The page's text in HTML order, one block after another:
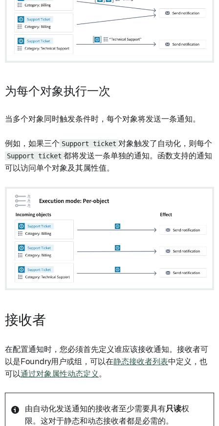
为每个对象执行一次
当多个对象同时触发条件时，每个对象将发送一条通知。
例如，如果三个 Support ticket 对象触发了自动化，则每个
Support ticket 都将发送一条单独的通知。函数支持的通知
可以访问单个对象及其属性值。
接收者
在配置通知时，您必须首先定义谁应该接收通知。接收者可
以是Foundry用户或组，可以在静态接收者列表中定义，也
可以通过对象属性动态定义 。
由自动化发送通知的接收者至少需要具有只读权
限。这对于静态和动态接收者都是必需的。